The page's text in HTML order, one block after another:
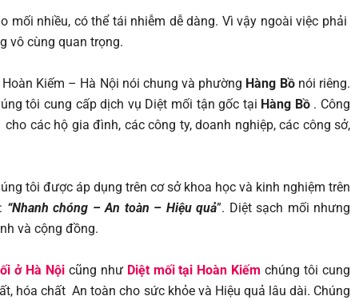
mối nhiều, có thể tái nhiễm dễ dàng. Vì vậy ngoài việc phải
vô cùng quan trọng.
Kiếm – Hà Nội nói chung và phường Hàng Bồ nói riêng.
tôi cung cấp dịch vụ Diệt mối tận gốc tại Hàng Bồ . Công
cho các hộ gia đình, các công ty, doanh nghiệp, các công sở,
tôi được áp dụng trên cơ sở khoa học và kinh nghiệm trên
“Nhanh chóng – An toàn – Hiệu quả”. Diệt sạch mối nhưng
và cộng đồng.
ở Hà Nộicũng như Diệt mối tại Hoàn Kiếm chúng tôi cung
hóa chất An toàn cho sức khỏe và Hiệu quả lâu dài. Chúng